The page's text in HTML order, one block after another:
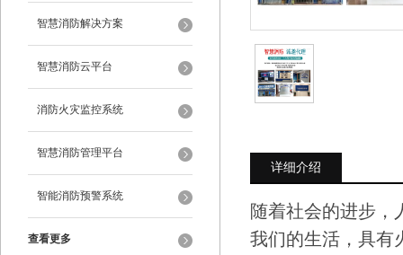
智慧消防解决方案
智慧消防云平台
消防火灾监控系统
智慧消防管理平台
智能消防预警系统
查看更多
详细介绍
随着社会的进步，
我们的生活，具有